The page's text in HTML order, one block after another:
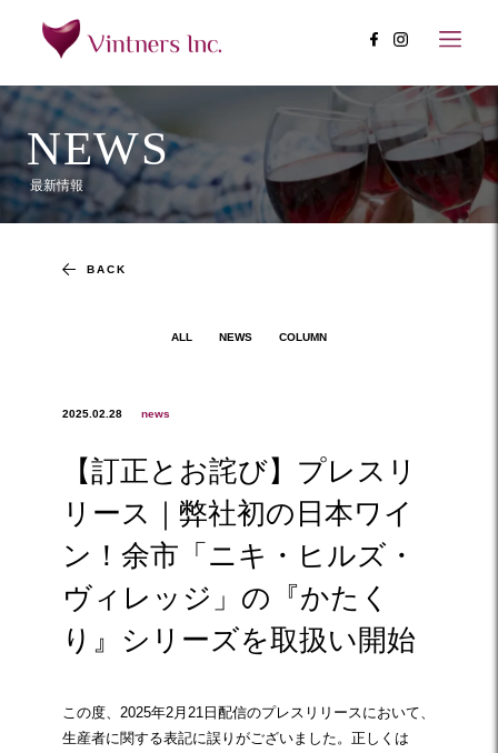
NEWS
最新情報
BACK
ALL NEWS COLUMN
2025.02.28 news
【訂正とお詫び】プレスリ
リース｜弊社初の日本ワイ
ン！余市「ニキ・ヒルズ・
ヴィレッジ」の『かたく
り』シリーズを取扱い開始
この度、2025年2月21日配信のプレスリリースにおいて、
生産者に関する表記に誤りがございました。正しくは